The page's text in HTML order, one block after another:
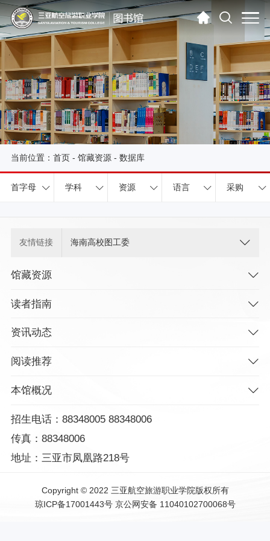
当前位置： 首页- 馆藏资源- 数据库
首字母 学科 资源 语言 采购
友情链接 海南高校图工委
馆藏资源
读者指南
资讯动态
阅读推荐
本馆概况
招生电话：88348005 88348006
传真：88348006
地址：三亚市凤凰路218号
Copyright © 2022 三亚航空旅游职业学院版权所有
琼ICP备17001443号 京公网安备 11040102700068号